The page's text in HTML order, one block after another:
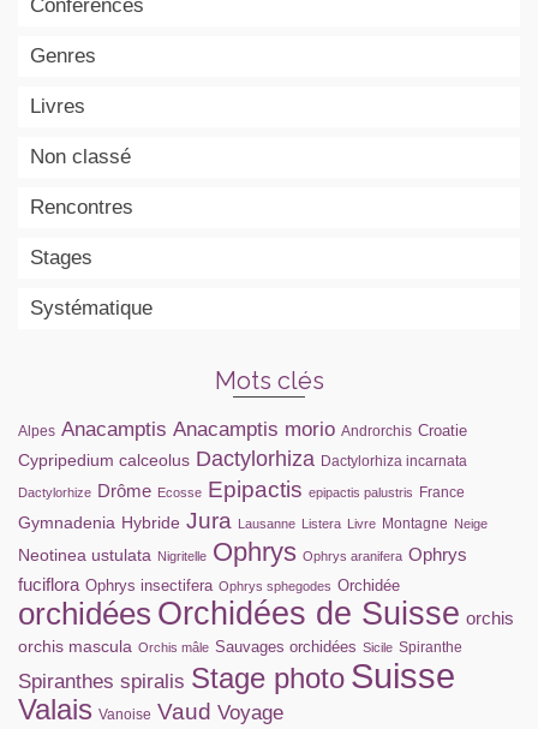
Conférences
Genres
Livres
Non classé
Rencontres
Stages
Systématique
Mots clés
Alpes Anacamptis Anacamptis morio Androrchis Croatie
Cypripedium calceolus Dactylorhiza Dactylorhiza incarnata
Dactylorhize Drôme Ecosse Epipactis epipactis palustris France
Gymnadenia Hybride Jura Lausanne Listera Livre Montagne Neige
Neotinea ustulata Nigritelle Ophrys Ophrys aranifera Ophrys
fuciflora Ophrys insectifera Ophrys sphegodes Orchidée
orchidées Orchidées de Suisse orchis
orchis mascula Orchis mâle Sauvages orchidées Sicile Spiranthe
Spiranthes spiralis Stage photo Suisse
Valais Vanoise Vaud Voyage